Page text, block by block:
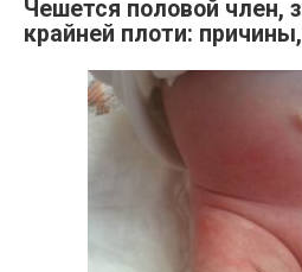
Чешется половой член,
крайней плоти: